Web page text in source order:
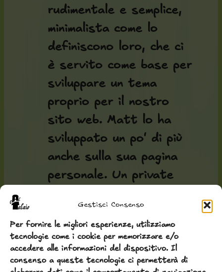
Gestisci Consenso
Per fornire le migliori esperienze, utilizziamo
tecnologie come i cookie per memorizzare e/o
accedere alle informazioni del dispositivo. Il
consenso a queste tecnologie ci permetterà di
rudimentale e semplice,
minimalista come lo
definiscono loro, che ci
è servito come base per
sviluppare un tema
proprio per il nostro
sito web. Matt lo ha
sviluppato un po' di più
anche sulla sua pagina
personale. Un private
Ha sfruttato il
percorso? Crediamo di
no… alla fine ha
realizzato una pagina